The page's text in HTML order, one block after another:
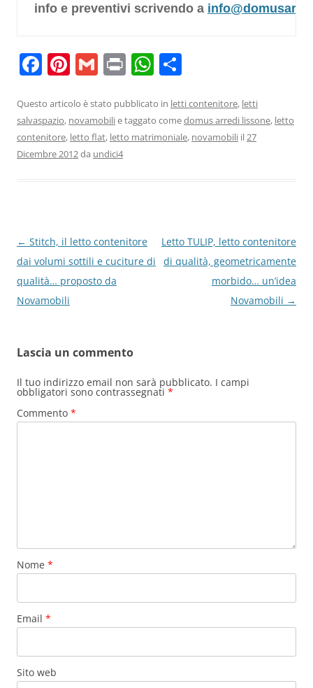
info e preventivi scrivendo a
F
c
e
b
Pi
er
e
st
G
ai
l
Pr
t
W
at
s
n
di
Questo articolo è stato pubblicato in letti contenitore, letti
salvaspazio, novamobilie taggato comedomus arredi lissone, letto
contenitore, letto flat, letto matrimoniale, novamobili il 27
Dicembre 2012da undici4
Navigazione
articolo
← Stitch, il letto contenitore
dai volumi sottili e cuciture di
qualità… proposto da
Novamobili
Letto TULIP, letto contenitore
di qualità, geometricamente
morbido… un’idea
Novamobili →
Lascia un commento
Il tuo indirizzo email non sarà pubblicato. I campi
obbligatori sono contrassegnati *
Commento *
Nome *
Email *
Sito web